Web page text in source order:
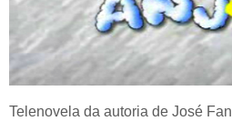
Telenovela da autoria de José